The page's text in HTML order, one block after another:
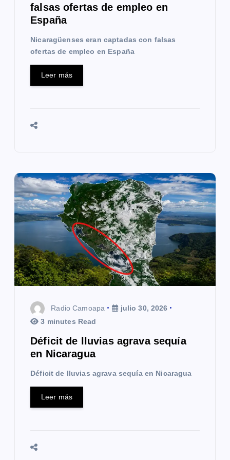
falsas ofertas de empleo en
España
Nicaragüenses eran captadas con falsas
ofertas de empleo en España
Leer más
Radio Camoapa
julio 30, 2026
3 minutes Read
Déficit de lluvias agrava sequía
en Nicaragua
Déficit de lluvias agrava sequía en Nicaragua
Leer más